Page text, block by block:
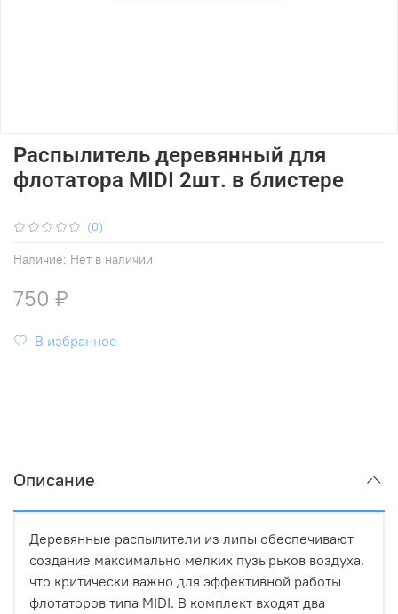
(0)
Наличие: Нет в наличии
Распылитель деревянный для
флотатора MIDI 2шт. в блистере
750 ₽
В избранное
Описание
Деревянные распылители из липы обеспечивают
создание максимально мелких пузырьков воздуха,
что критически важно для эффективной работы
флотаторов типа MIDI. В комплект входят два